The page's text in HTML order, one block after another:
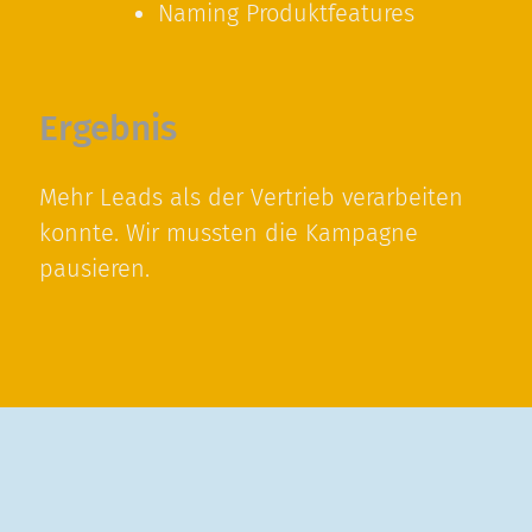
Naming Produktfeatures
Ergebnis
Mehr Leads als der Vertrieb verarbeiten
konnte. Wir mussten die Kampagne
pausieren.